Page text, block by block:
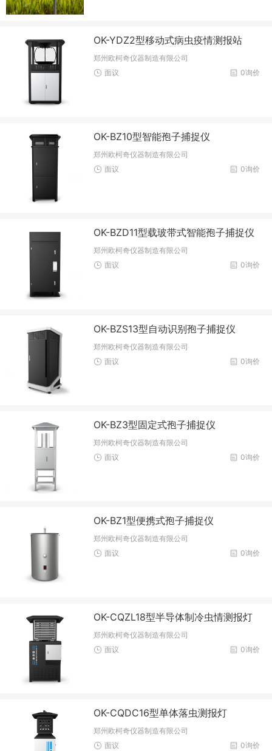
OK-YDZ2型移动式病虫疫情测报站
郑州欧柯奇仪器制造有限公司
0询价
面议
OK-BZ10型智能孢子捕捉仪
郑州欧柯奇仪器制造有限公司
0询价
面议
OK-BZD11型载玻带式智能孢子捕捉仪
郑州欧柯奇仪器制造有限公司
0询价
面议
OK-BZS13型自动识别孢子捕捉仪
郑州欧柯奇仪器制造有限公司
0询价
面议
OK-BZ3型固定式孢子捕捉仪
郑州欧柯奇仪器制造有限公司
0询价
面议
OK-BZ1型便携式孢子捕捉仪
郑州欧柯奇仪器制造有限公司
0询价
面议
OK-CQZL18型半导体制冷虫情测报灯
郑州欧柯奇仪器制造有限公司
0询价
面议
OK-CQDC16型单体落虫测报灯
郑州欧柯奇仪器制造有限公司
0询价
面议